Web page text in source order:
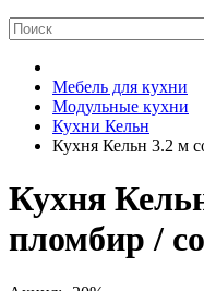
Мебель для кухни
Модульные кухни
Кухни Кельн
Кухня Кельн 3.2 м
Кухня
пломбир /